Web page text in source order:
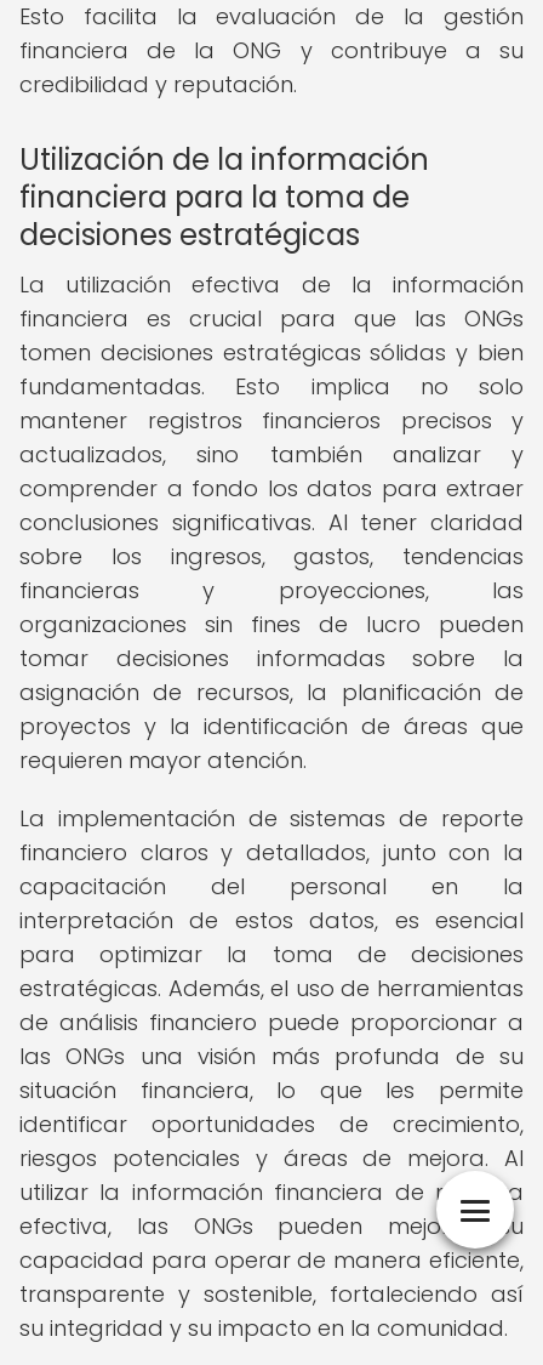
Esto facilita la evaluación de la gestión
financiera de la ONG y contribuye a su
credibilidad y reputación.
Utilización de la información
financiera para la toma de
decisiones estratégicas
La utilización efectiva de la información
financiera es crucial para que las ONGs
tomen decisiones estratégicas sólidas y bien
fundamentadas. Esto implica no solo
mantener registros financieros precisos y
actualizados, sino también analizar y
comprender a fondo los datos para extraer
conclusiones significativas. Al tener claridad
sobre los ingresos, gastos, tendencias
financieras y proyecciones, las
organizaciones sin fines de lucro pueden
tomar decisiones informadas sobre la
asignación de recursos, la planificación de
proyectos y la identificación de áreas que
requieren mayor atención.
La implementación de sistemas de reporte
financiero claros y detallados, junto con la
capacitación del personal en la
interpretación de estos datos, es esencial
para optimizar la toma de decisiones
estratégicas. Además, el uso de herramientas
de análisis financiero puede proporcionar a
las ONGs una visión más profunda de su
situación financiera, lo que les permite
identificar oportunidades de crecimiento,
riesgos potenciales y áreas de mejora. Al
utilizar la información financiera de manera
efectiva, las ONGs pueden mejorar su
capacidad para operar de manera eficiente,
transparente y sostenible, fortaleciendo así
su integridad y su impacto en la comunidad.